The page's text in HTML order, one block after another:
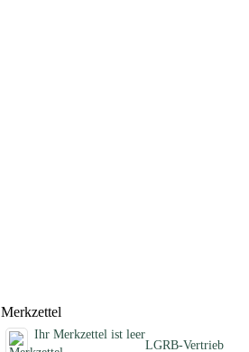
Merkzettel
Ihr Merkzettel ist leer
LGRB-Vertrieb